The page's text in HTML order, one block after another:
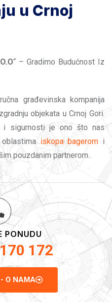
u Crnoj
“ – Gradimo Budućnost Iz
građevinska kompanija
objekata u Crnoj Gori.
i sigurnosti je ono što nas
oblastimaiskopa bagerom i
pouzdanim partnerom..
PONUDU
172
O NAMA